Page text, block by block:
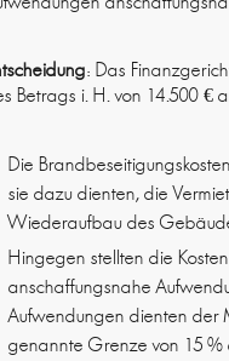
: Das
Betrags i. H. von 14.500 €
Die
sie dazu dienten, die
Wiederaufbau des
Hingegen stellten die
anschaffungsnahe
Aufwendungen dienten der
genannte Grenze von 15